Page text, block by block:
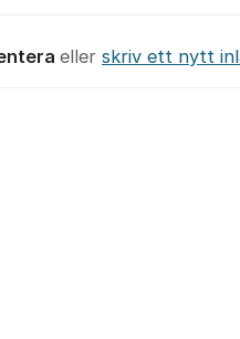
eller skriv ett nytt